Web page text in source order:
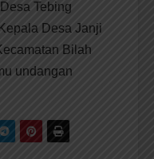
Tebing
Desa Janji
Bilah
undangan